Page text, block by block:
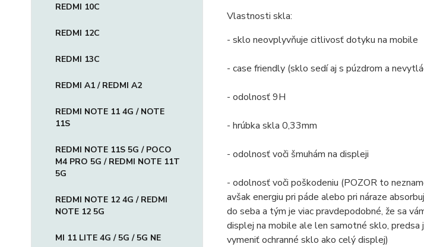
REDMI 10C
REDMI 12C
REDMI 13C
REDMI A1 / REDMI A2
REDMI NOTE 11 4G / NOTE
11S
REDMI NOTE 11S 5G / POCO
M4 PRO 5G / REDMI NOTE 11T
5G
REDMI NOTE 12 4G / REDMI
NOTE 12 5G
MI 11 LITE 4G / 5G / 5G NE
Vlastnosti skla:
- sklo neovplyvňuje citlivosť dotyku na mobile
- case friendly (sklo sedí aj s púzdrom a
- odolnosť 9H
- hrúbka skla 0,33mm
- odolnosť voči šmuhám na displeji
- odolnosť voči poškodeniu (POZOR to
avšak energiu pri páde alebo pri náraze
do seba a tým je viac pravdepodobné, že sa
displej na mobile ale len samotné sklo, predsa
vymeniť ochranné sklo ako celý displej)